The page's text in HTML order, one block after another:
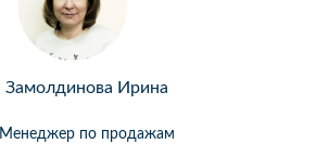
Замолдинова Ирина
Менеджер по продажам